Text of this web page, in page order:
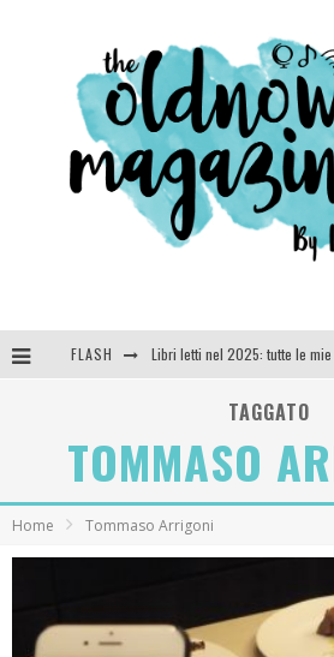
FLASH
SEE YOU AT 5 | Chanel
TAGGATO
TOMMASO
Home Tommaso Arrigoni